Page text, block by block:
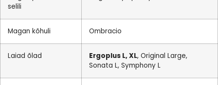
selili
Magan kõhuli Ombracio
Laiad õlad Ergoplus L, XL, Original Large,
Sonata L, Symphony L